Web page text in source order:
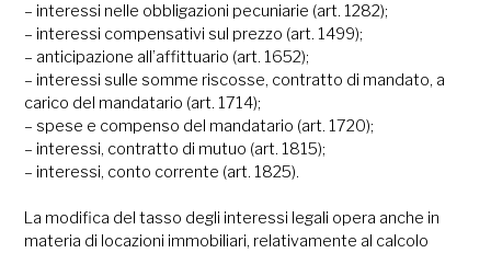
– interessi nelle obbligazioni pecuniarie (art. 1282);
– interessi compensativi sul prezzo (art. 1499);
– anticipazione all’affittuario (art. 1652);
– interessi sulle somme riscosse, contratto di mandato, a
carico del mandatario (art. 1714);
– spese e compenso del mandatario (art. 1720);
– interessi, contratto di mutuo (art. 1815);
– interessi, conto corrente (art. 1825).
La modifica del tasso degli interessi legali opera anche in
materia di locazioni immobiliari, relativamente al calcolo